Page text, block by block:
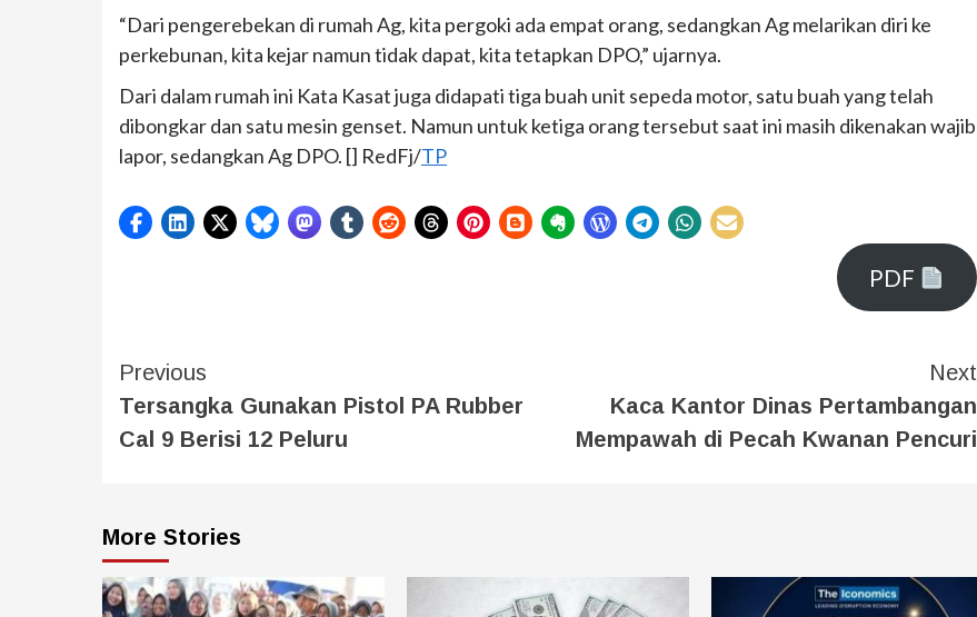
“Dari pengerebekan di rumah Ag, kita pergoki ada empat orang, sedangkan Ag melarikan diri ke
perkebunan, kita kejar namun tidak dapat, kita tetapkan DPO,” ujarnya.
Dari dalam rumah ini Kata Kasat juga didapati tiga buah unit sepeda motor, satu buah yang telah
dibongkar dan satu mesin genset. Namun untuk ketiga orang tersebut saat ini masih dikenakan wajib
lapor, sedangkan Ag DPO. [] RedFj/TP
PDF
Previous
Tersangka Gunakan Pistol PA Rubber
Cal 9 Berisi 12 Peluru
Next
Kaca Kantor Dinas Pertambangan
Mempawah di Pecah Kwanan Pencuri
More Stories